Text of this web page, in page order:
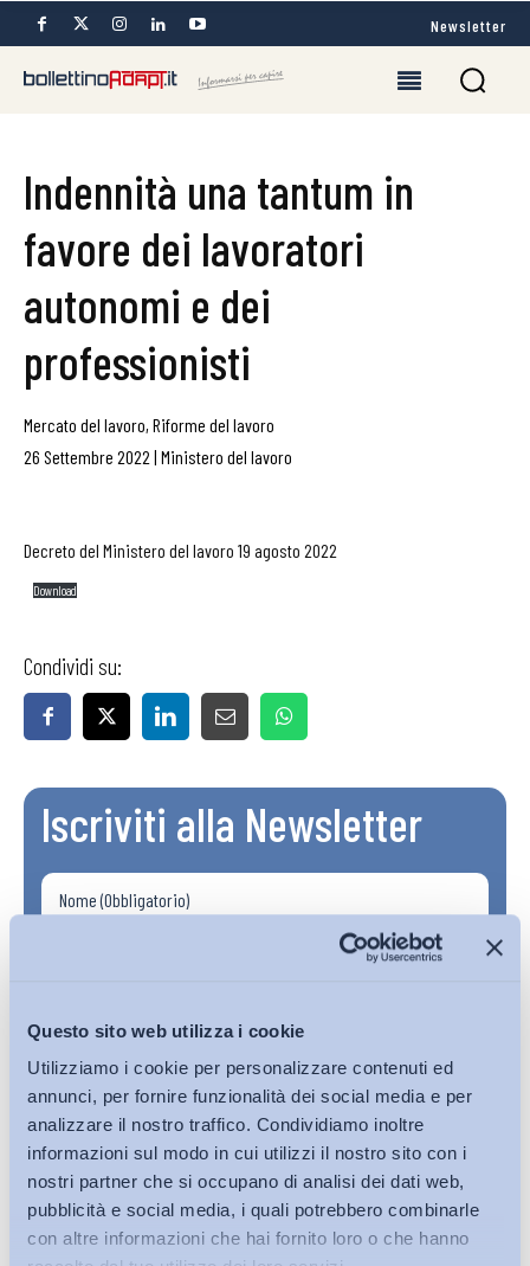
Questo sito web utilizza i cookie
Utilizziamo i cookie per personalizzare contenuti ed
annunci, per fornire funzionalità dei social media e per
analizzare il nostro traffico. Condividiamo inoltre
informazioni sul modo in cui utilizzi il nostro sito con i
nostri partner che si occupano di analisi dei dati web,
pubblicità e social media, i quali potrebbero combinarle
con altre informazioni che hai fornito loro o che hanno
Newsletter
Indennità una tantum in
favore dei lavoratori
autonomi e dei
professionisti
Mercato del lavoro, Riforme del lavoro
26 Settembre 2022 | Ministero del lavoro
Decreto del Ministero del lavoro 19 agosto 2022
Download
Condividi su:
Iscriviti alla Newsletter